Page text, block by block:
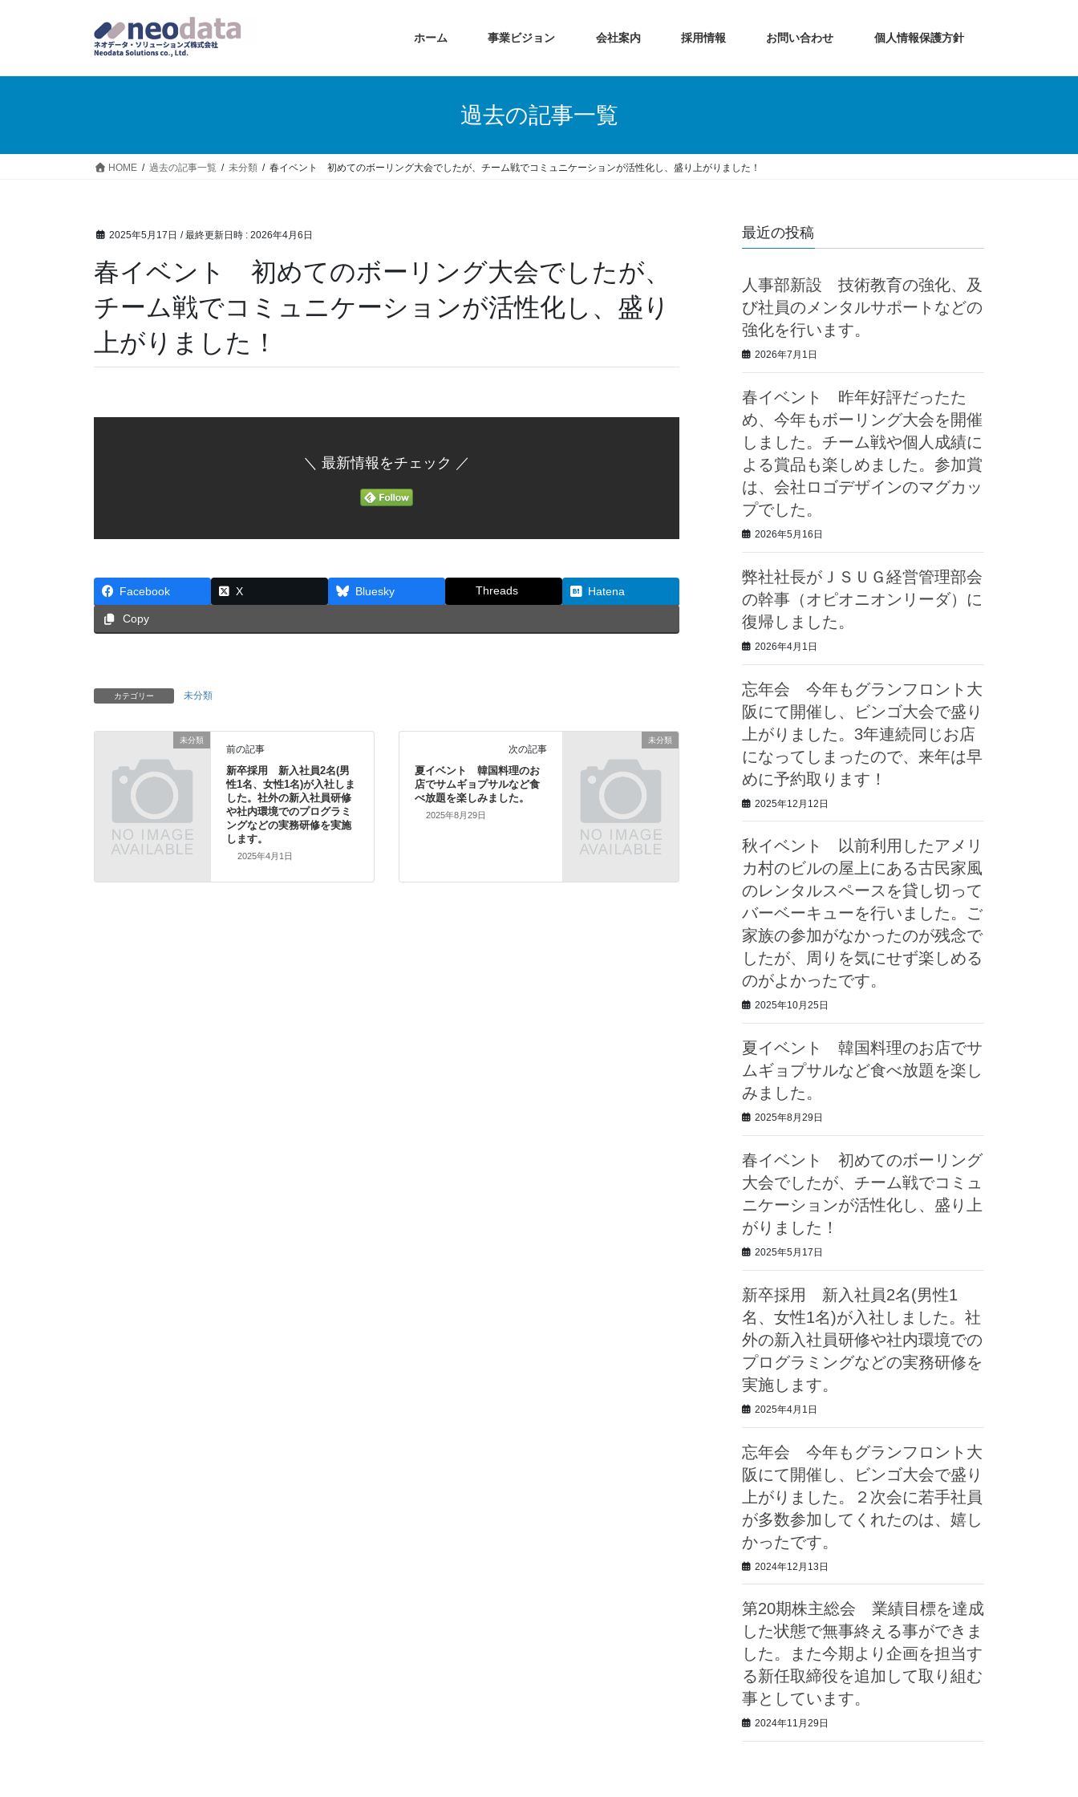
ホーム 事業ビジョン 会社案内 採用情報 お問い合わせ 個人情報保護方針
過去の記事一覧
HOME 過去の記事一覧 未分類 春イベント 初めてのボーリング大会でしたが、チーム戦でコミュニケーションが活性化し、盛り上がりました！
2025年5月17日 / 最終更新日時 : 2026年4月6日
春イベント 初めてのボーリング大会でしたが、
チーム戦でコミュニケーションが活性化し、盛り
上がりました！
＼ 最新情報をチェック ／
Facebook X Bluesky Threads Hatena
Copy
カテゴリー 未分類
未分類
前の記事
新卒採用 新入社員2名(男
性1名、女性1名)が入社しま
した。社外の新入社員研修
や社内環境でのプログラミ
ングなどの実務研修を実施
します。
2025年4月1日
未分類
次の記事
夏イベント 韓国料理のお
店でサムギョプサルなど食
べ放題を楽しみました。
2025年8月29日
最近の投稿
人事部新設 技術教育の強化、及
び社員のメンタルサポートなどの
強化を行います。
2026年7月1日
春イベント 昨年好評だったた
め、今年もボーリング大会を開催
しました。チーム戦や個人成績に
よる賞品も楽しめました。参加賞
は、会社ロゴデザインのマグカッ
プでした。
2026年5月16日
弊社社長がＪＳＵＧ経営管理部会
の幹事（オピオニオンリーダ）に
復帰しました。
2026年4月1日
忘年会 今年もグランフロント大
阪にて開催し、ビンゴ大会で盛り
上がりました。3年連続同じお店
になってしまったので、来年は早
めに予約取ります！
2025年12月12日
秋イベント 以前利用したアメリ
カ村のビルの屋上にある古民家風
のレンタルスペースを貸し切って
バーベーキューを行いました。ご
家族の参加がなかったのが残念で
したが、周りを気にせず楽しめる
のがよかったです。
2025年10月25日
夏イベント 韓国料理のお店でサ
ムギョプサルなど食べ放題を楽し
みました。
2025年8月29日
春イベント 初めてのボーリング
大会でしたが、チーム戦でコミュ
ニケーションが活性化し、盛り上
がりました！
2025年5月17日
新卒採用 新入社員2名(男性1
名、女性1名)が入社しました。社
外の新入社員研修や社内環境での
プログラミングなどの実務研修を
実施します。
2025年4月1日
忘年会 今年もグランフロント大
阪にて開催し、ビンゴ大会で盛り
上がりました。２次会に若手社員
が多数参加してくれたのは、嬉し
かったです。
2024年12月13日
第20期株主総会 業績目標を達成
した状態で無事終える事ができま
した。また今期より企画を担当す
る新任取締役を追加して取り組む
事としています。
2024年11月29日